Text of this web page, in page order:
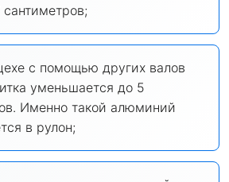
с помощью других валов
уменьшается до 5
Именно такой алюминий
в рулон;